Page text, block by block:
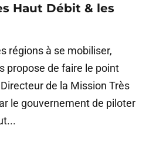
Haut Débit & les
régions à se mobiliser,
propose de faire le point
de la Mission Très
le gouvernement de piloter